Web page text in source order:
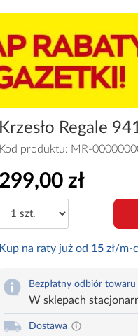
Krzesło Regale
Kod produktu: MR-
299,00 zł
Kup na raty już od 15zł/m-
Bezpłatny odbiór towaru
W sklepach
Dostawa